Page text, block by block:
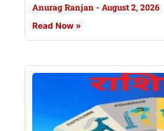
Anurag Ranjan August 2, 2026
Read Now »